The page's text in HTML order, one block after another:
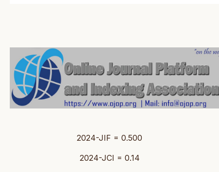
2024-JIF = 0.500
2024-JCI = 0.14